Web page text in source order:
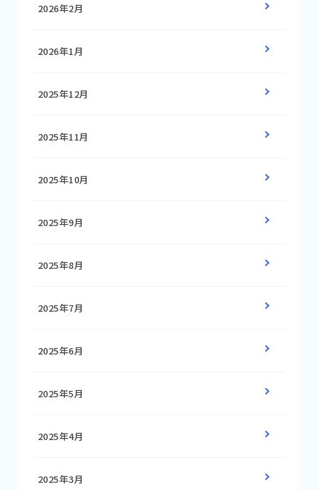
2026年2月
2026年1月
2025年12月
2025年11月
2025年10月
2025年9月
2025年8月
2025年7月
2025年6月
2025年5月
2025年4月
2025年3月